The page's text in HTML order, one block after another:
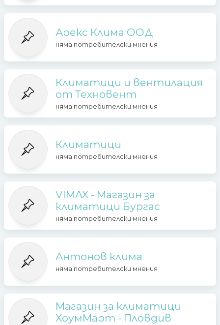
Арекс Клима ООД
няма потребителски мнения
Климатици и вентилация
от Техновент
няма потребителски мнения
Климатици
няма потребителски мнения
VIMAX - Магазин за
климатици Бургас
няма потребителски мнения
Антонов клима
няма потребителски мнения
Магазин за климатици
ХоумМарт - Пловдив